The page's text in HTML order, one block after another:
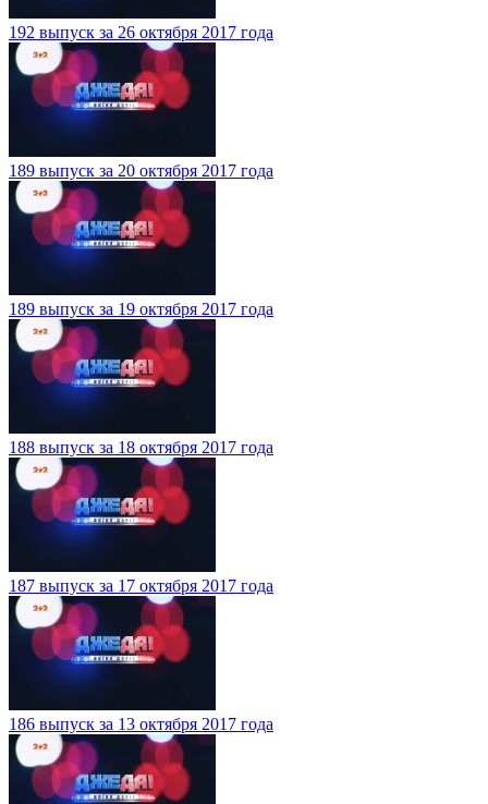
192 выпуск за 26 октября 2017 года
189 выпуск за 20 октября 2017 года
189 выпуск за 19 октября 2017 года
188 выпуск за 18 октября 2017 года
187 выпуск за 17 октября 2017 года
186 выпуск за 13 октября 2017 года